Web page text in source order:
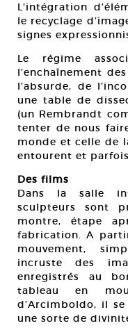
L’intégration
le recyclage
signes
Le régime
l’enchaînement
l’absurde, de
une table de
(un Rembrandt
tenter de nous
monde et celle de
entourent et
Des films
Dans la salle
sculpteurs sont
montre, étape
fabrication. A
mouvement,
incruste des
enregistrés au
tableau en
d’Arcimboldo, il
une sorte de